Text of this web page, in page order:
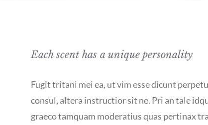
Each scent has a unique personality
Fugit tritani mei ea, ut vim esse dicunt
consul, altera instructior sit ne. Pri an tale
graeco tamquam moderatius quas pertinax